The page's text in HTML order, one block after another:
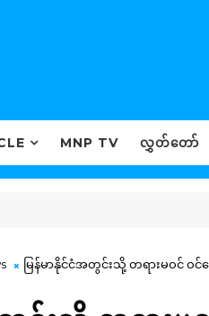
MNP TV လွှတ်တော်
မြန်မာနိုင်ငံအတွင်းသို့ တရားမဝင်